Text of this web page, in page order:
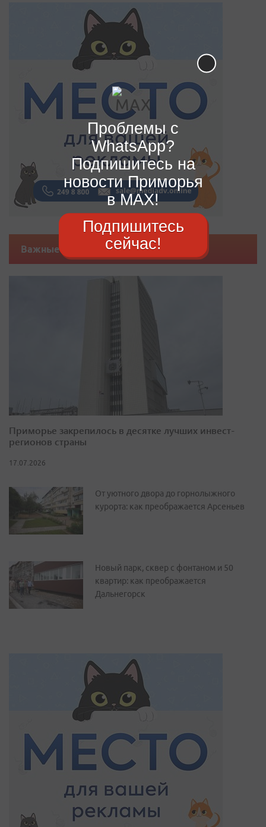
Важные новости
Приморье закрепилось в десятке лучших инвест-
регионов страны
17.07.2026
От уютного двора до горнолыжного
курорта: как преображается Арсеньев
Новый парк, сквер с фонтаном и 50
квартир: как преображается
Дальнегорск
Проблемы с
WhatsApp?
Подпишитесь на
новости Приморья
в MAX!
Подпишитесь
сейчас!